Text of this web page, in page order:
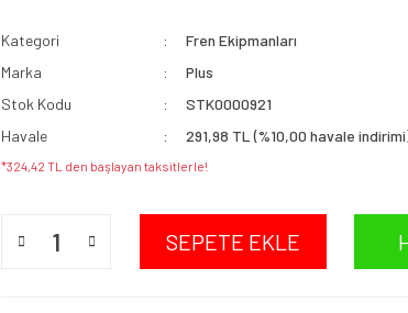
Kategori
Fren Ekipmanları
Marka
Plus
Stok Kodu
STK0000921
Havale
291,98 TL (%10,00 havale
*324,42 TL den başlayan taksitlerle!
SEPETE EKLE